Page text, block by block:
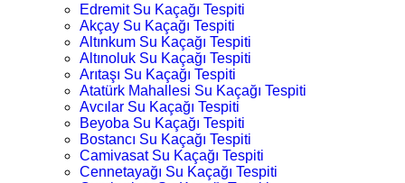
Edremit Su Kaçağı Tespiti
Akçay Su Kaçağı Tespiti
Altınkum Su Kaçağı Tespiti
Altınoluk Su Kaçağı Tespiti
Arıtaşı Su Kaçağı Tespiti
Atatürk Mahallesi Su Kaçağı Tespiti
Avcılar Su Kaçağı Tespiti
Beyoba Su Kaçağı Tespiti
Bostancı Su Kaçağı Tespiti
Camivasat Su Kaçağı Tespiti
Cennetayağı Su Kaçağı Tespiti